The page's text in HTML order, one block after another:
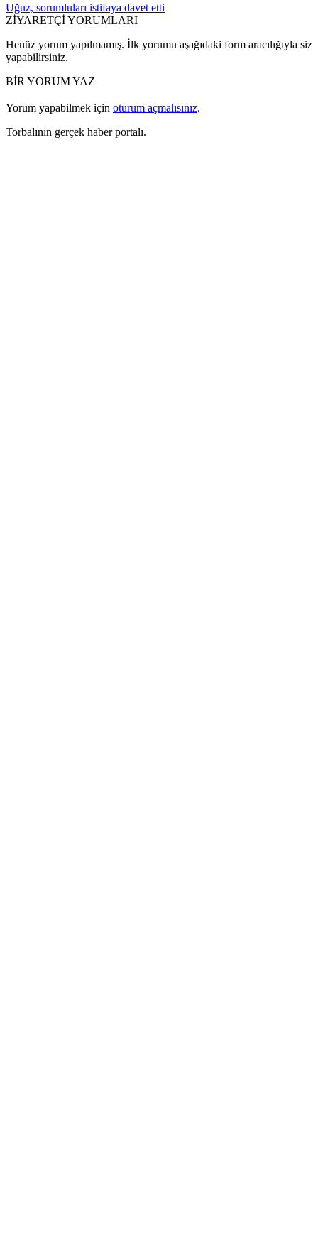
Uğuz, sorumluları istifaya davet etti
ZİYARETÇİ YORUMLARI
Henüz yorum yapılmamış. İlk yorumu aşağıdaki form aracılığıyla siz
yapabilirsiniz.
BİR YORUM YAZ
Yorum yapabilmek için oturum açmalısınız.
Torbalının gerçek haber portalı.